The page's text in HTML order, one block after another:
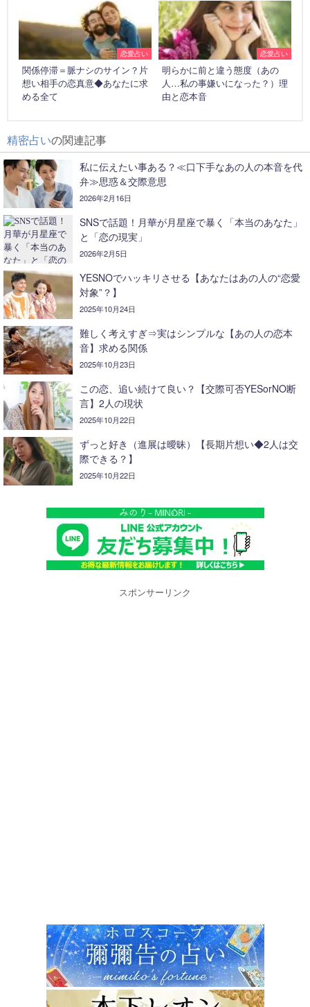
恋愛占い
関係停滞＝脈ナシのサイン？片
想い相手の恋真意◆あなたに求
める全て
恋愛占い
明らかに前と違う態度（あの
人…私の事嫌いになった？）理
由と恋本音
精密占いの関連記事
私に伝えたい事ある？≪口下手なあの人の本音を代
弁≫思惑＆交際意思
2026年2月16日
SNSで話題！月華が月星座で暴く「本当のあなた」
と「恋の現実」
2026年2月5日
YESNOでハッキリさせる【あなたはあの人の“恋愛
対象”？】
2025年10月24日
難しく考えすぎ⇒実はシンプルな【あの人の恋本
音】求める関係
2025年10月23日
この恋、追い続けて良い？【交際可否YESorNO断
言】2人の現状
2025年10月22日
ずっと好き（進展は曖昧）【長期片想い◆2人は交
際できる？】
2025年10月22日
スポンサーリンク